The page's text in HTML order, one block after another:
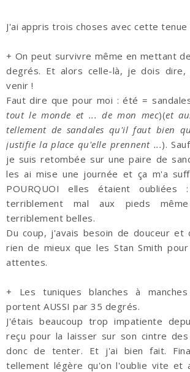
J'ai appris trois choses avec cette tenue
+ On peut survivre même en mettant
degrés. Et alors celle-là, je dois
venir !
Faut dire que pour moi : été =
tout le monde et ... de mon mec)(et
tellement de sandales qu'il faut bien
justifie la place qu'elle prennent ...).
je suis retombée sur une paire de
les ai mise une journée et ça m'a
POURQUOI elles étaient
terriblement mal aux pieds
terriblement belles.
Du coup, j'avais besoin de douceur et
rien de mieux que les Stan Smith
attentes.
+ Les tuniques blanches à
portent AUSSI par 35 degrés.
J'étais beaucoup trop impatiente
reçu pour la laisser sur son cintre
donc de tenter. Et j'ai bien fait.
tellement légère qu'on l'oublie vite et